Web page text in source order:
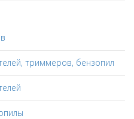
триммеров, бензопил